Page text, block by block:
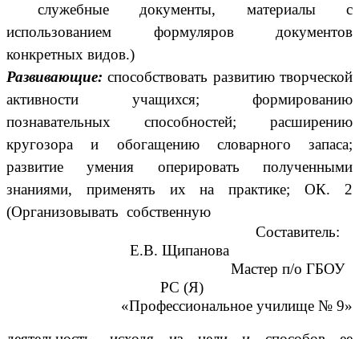
служебные документы, материалы с
использованием формуляров документов
конкретных видов.)
Развивающие: способствовать развитию творческой
активности учащихся; формированию
познавательных способностей; расширению
кругозора и обогащению словарного запаса;
развитие умения оперировать полученными
знаниями, применять их на практике; ОК. 2
(Организовывать собственную
Составитель:
Е.В. Щипанова
Мастер п/о ГБОУ
РС (Я)
«Профессиональное училище № 9»